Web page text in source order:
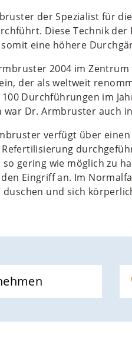
der Spezialist für
Diese Technik
eine höhere
2004 im
der als weltweit
Durchführungen im
Dr. Armbruster auch in
verfügt über
gering wie möglich zu
Eingriff an. Im
und sich